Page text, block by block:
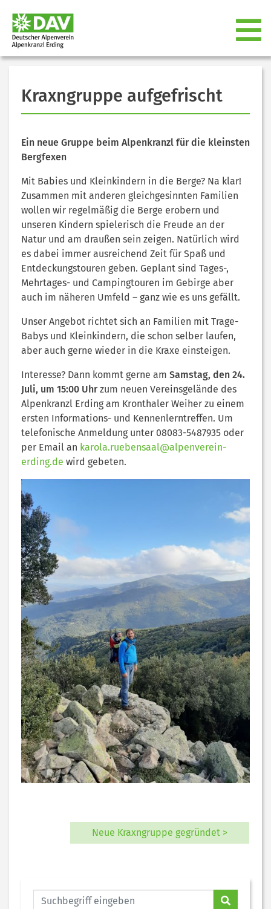
Kraxngruppe aufgefrischt
Ein neue Gruppe beim Alpenkranzl für die kleinsten
Bergfexen
Mit Babies und Kleinkindern in die Berge? Na klar!
Zusammen mit anderen gleichgesinnten Familien
wollen wir regelmäßig die Berge erobern und
unseren Kindern spielerisch die Freude an der
Natur und am draußen sein zeigen. Natürlich wird
es dabei immer ausreichend Zeit für Spaß und
Entdeckungstouren geben. Geplant sind Tages-,
Mehrtages- und Campingtouren im Gebirge aber
auch im näheren Umfeld – ganz wie es uns gefällt.
Unser Angebot richtet sich an Familien mit Trage-
Babys und Kleinkindern, die schon selber laufen,
aber auch gerne wieder in die Kraxe einsteigen.
Interesse? Dann kommt gerne am Samstag, den 24.
Juli, um 15:00 Uhrzum neuen Vereinsgelände des
Alpenkranzl Erding am Kronthaler Weiher zu einem
ersten Informations- und Kennenlerntreffen. Um
telefonische Anmeldung unter 08083-5487935 oder
per Email an karola.ruebensaal@alpenverein-
erding.de wird gebeten.
Neue Kraxngruppe gegründet >